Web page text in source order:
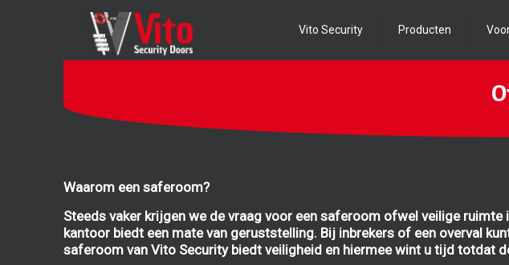
Vito Security Producten
Waarom een saferoom?
Steeds vaker krijgen we de vraag voor een saferoom ofwel veilige
kantoor biedt een mate van geruststelling. Bij inbrekers of een overval
saferoom van Vito Security biedt veiligheid en hiermee wint u tijd totdat